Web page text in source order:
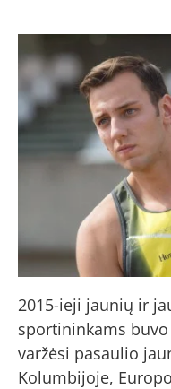
2015-ieji jaunių ir
sportininkams
varžėsi pasaulio
Kolumbijoje,